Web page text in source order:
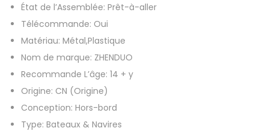
2
.
4
G
h
z
2
5
État de l’Assemblée: Prêt-à-aller
Télécommande: Oui
Matériau: Métal,Plastique
Nom de marque: ZHENDUO
Recommande L’âge: 14 + y
Origine: CN (Origine)
Conception: Hors-bord
Type: Bateaux & Navires